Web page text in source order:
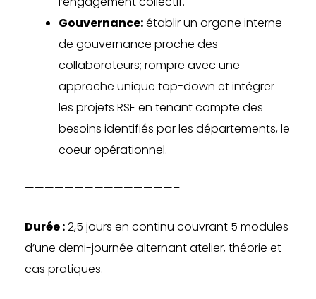
Gouvernance:établir un organe interne
de gouvernance proche des
collaborateurs; rompre avec une
approche unique top-down et intégrer
les projets RSE en tenant compte des
besoins identifiés par les départements, le
coeur opérationnel.
———————————————–
Durée :2,5 jours en continu couvrant 5 modules
d’une demi-journée alternant atelier, théorie et
cas pratiques.